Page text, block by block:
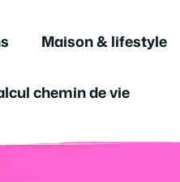
Maison & lifestyle
chemin de vie